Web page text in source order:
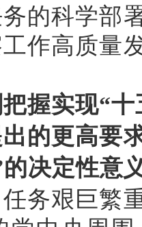
的科学部
作高质量
实现“十
的更高要
决定性意
务艰巨繁